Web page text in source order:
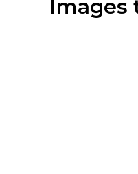
Images